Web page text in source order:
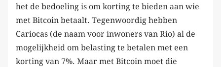
het de bedoeling is om korting te bieden aan wie
met Bitcoin betaalt. Tegenwoordig hebben
Cariocas (de naam voor inwoners van Rio) al de
mogelijkheid om belasting te betalen met een
korting van 7%. Maar met Bitcoin moet die